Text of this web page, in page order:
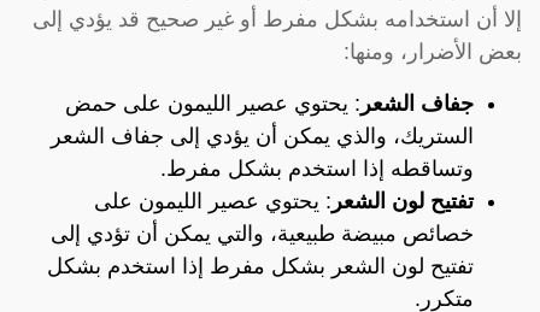
إلا أن استخدامه بشكل مفرط أو غير صحيح قد يؤدي إلى
بعض الأضرار، ومنها:
جفاف الشعر : يحتوي عصير الليمون على حمض
الستريك، والذي يمكن أن يؤدي إلى جفاف الشعر
وتساقطه إذا استخدم بشكل مفرط.
تفتيح لون الشعر : يحتوي عصير الليمون على
خصائص مبيضة طبيعية، والتي يمكن أن تؤدي إلى
تفتيح لون الشعر بشكل مفرط إذا استخدم بشكل
متكرر.